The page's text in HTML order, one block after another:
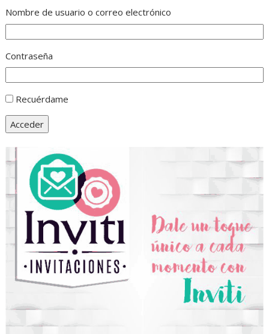
Nombre de usuario o correo electrónico
Contraseña
Recuérdame
Acceder